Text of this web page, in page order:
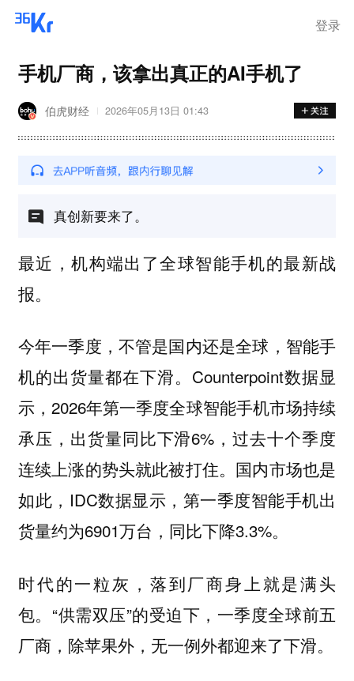
登录
手机厂商，该拿出真正的AI手机了
伯虎财经 2026年05月13日 01:43
真创新要来了。
最近，机构端出了全球智能手机的最新战
报。
今年一季度，不管是国内还是全球，智能手
机的出货量都在下滑。Counterpoint数据显
示，2026年第一季度全球智能手机市场持续
承压，出货量同比下滑6%，过去十个季度
连续上涨的势头就此被打住。国内市场也是
如此，IDC数据显示，第一季度智能手机出
货量约为6901万台，同比下降3.3%。
时代的一粒灰，落到厂商身上就是满头
包。“供需双压”的受迫下，一季度全球前五
厂商，除苹果外，无一例外都迎来了下滑。